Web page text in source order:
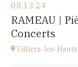
Fondation de
205 rue de
at14H
08.13.24
RAMEAU |
Concerts
Villiers-les-Hauts